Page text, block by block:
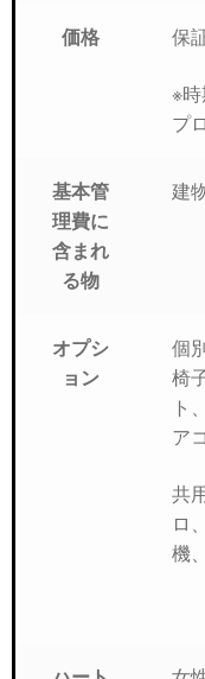
価格 保
※
プ
基本管
理費に
含まれ
る物
建
オプシ
ョン
個
椅
ト
ア
共
ロ
機